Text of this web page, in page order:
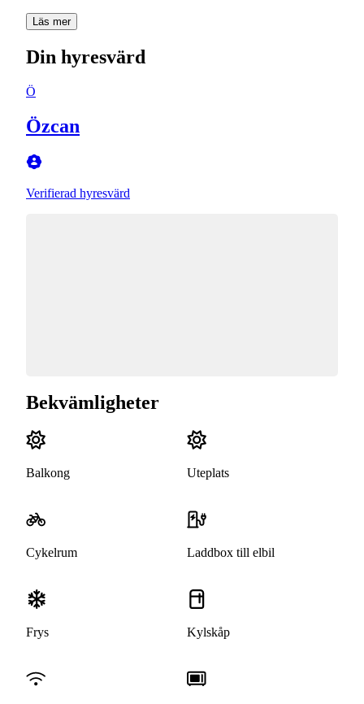
Läs mer
Din hyresvärd
Ö
Özcan
Verifierad hyresvärd
Bekvämligheter
Balkong Uteplats
Cykelrum Laddbox till elbil
Frys Kylskåp